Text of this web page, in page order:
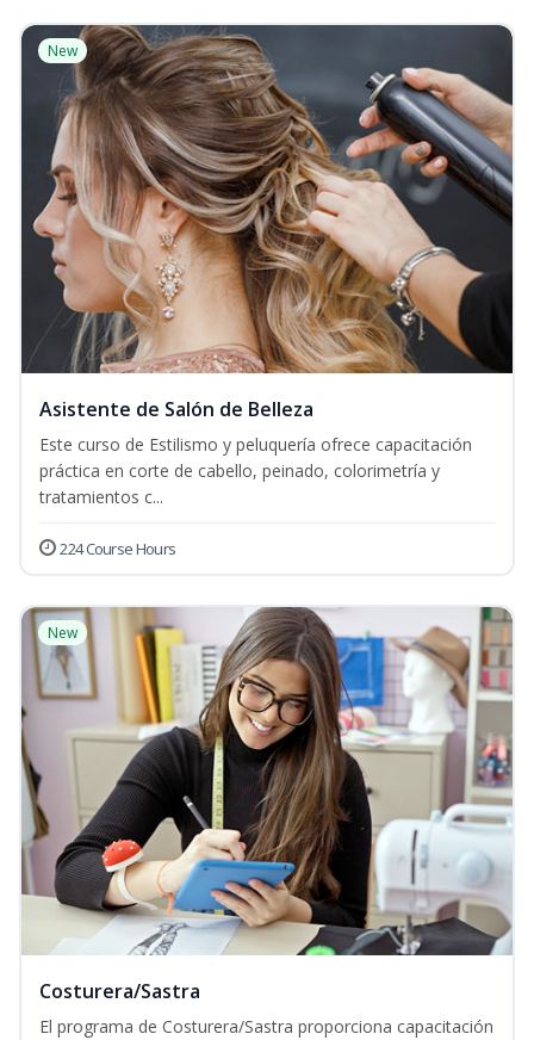
New
Asistente de Salón de Belleza
Este curso de Estilismo y peluquería ofrece capacitación
práctica en corte de cabello, peinado, colorimetría y
tratamientos c...
224 Course Hours
New
Costurera/Sastra
El programa de Costurera/Sastra proporciona capacitación